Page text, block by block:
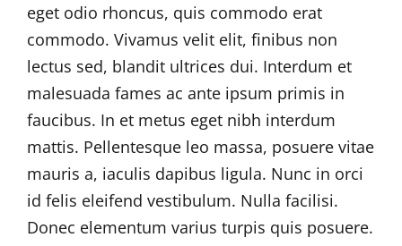
eget odio rhoncus, quis commodo erat
commodo. Vivamus velit elit, finibus non
lectus sed, blandit ultrices dui. Interdum et
malesuada fames ac ante ipsum primis in
faucibus. In et metus eget nibh interdum
mattis. Pellentesque leo massa, posuere vitae
mauris a, iaculis dapibus ligula. Nunc in orci
id felis eleifend vestibulum. Nulla facilisi.
Donec elementum varius turpis quis posuere.